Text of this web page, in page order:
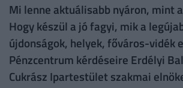
Mi lenne aktuálisabb nyáron, mint
Hogy készül a jó fagyi, mik a
újdonságok, helyek, főváros-vidék
Pénzcentrum kérdéseire Erdélyi
Cukrász Ipartestület szakmai